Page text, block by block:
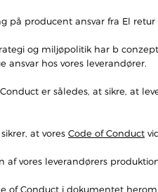
på producent ansvar fra El
og miljøpolitik har b
hos vores leverandører.
er således, at sikre, at
at vores Code of Conduct
vores leverandørers
of Conduct i dokumentet herom.